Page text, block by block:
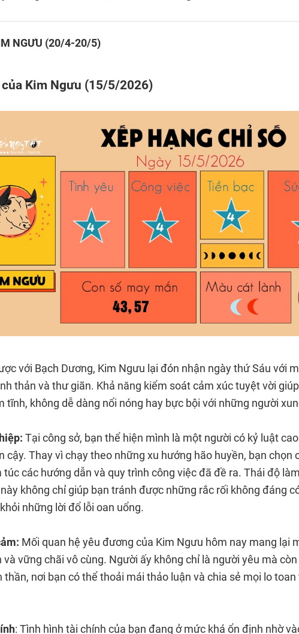
NGƯU (20/4-20/5)
Kim Ngưu (15/5/2026)
với Bạch Dương, Kim Ngưu lại đón nhận ngày thứ Sáu với
thản và thư giãn. Khả năng kiểm soát cảm xúc tuyệt vời
tĩnh, không dễ dàng nổi nóng hay bực bội với những người
Tại công sở, bạn thể hiện mình là một người có kỷ luật
cậy. Thay vì chạy theo những xu hướng hão huyền, bạn chọn
túc các hướng dẫn và quy trình công việc đã đề ra. Thái độ
không chỉ giúp bạn tránh được những rắc rối không đáng
những lời đổ lỗi oan uổng.
Mối quan hệ yêu đương của Kim Ngưu hôm nay mang lại
và vững chãi vô cùng. Người ấy không chỉ là người yêu mà
thần, nơi bạn có thể thoải mái thảo luận và chia sẻ mọi lo
: Tình hình tài chính của bạn đang ở mức khá ổn định nhờ